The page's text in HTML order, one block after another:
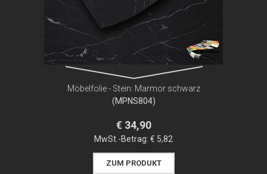
Möbelfolie - Stein: Marmor schwarz
(MPNS804)
€ 34,90
MwSt.-Betrag: € 5,82
ZUM PRODUKT